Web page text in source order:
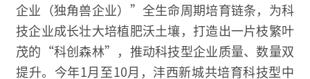
企业（独角兽企业）”全生命周期培育链条，为科
技企业成长壮大培植肥沃土壤，打造出一片枝繁叶
茂的“科创森林”，推动科技型企业质量、数量双
提升。今年1月至10月，沣西新城共培育科技型中